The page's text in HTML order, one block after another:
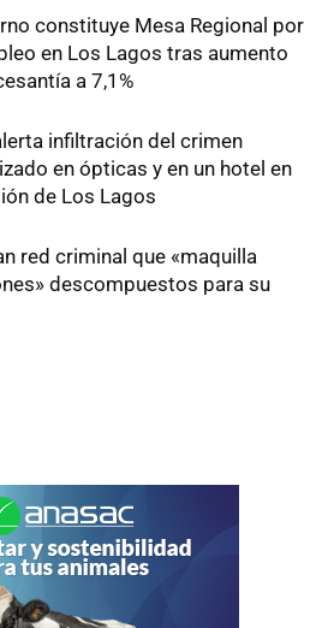
constituye Mesa Regional por
en Los Lagos tras aumento
a 7,1%
infiltración del crimen
en ópticas y en un hotel en
de Los Lagos
red criminal que «maquilla
descompuestos para su